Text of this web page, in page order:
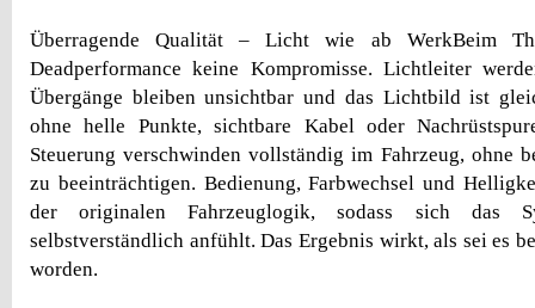
Überragende Qualität – Licht wie ab WerkBeim
Deadperformance keine Kompromisse. Lichtleiter
Übergänge bleiben unsichtbar und das Lichtbild ist
ohne helle Punkte, sichtbare Kabel oder
Steuerung verschwinden vollständig im Fahrzeug, ohne
zu beeinträchtigen. Bedienung, Farbwechsel und
der originalen Fahrzeuglogik, sodass sich das
selbstverständlich anfühlt. Das Ergebnis wirkt, als sei es
worden.